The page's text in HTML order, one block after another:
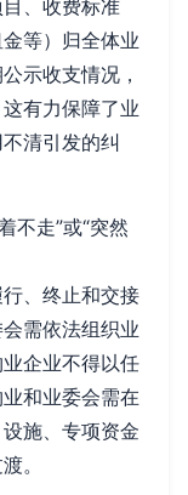
、收费标准
等）归全体业
示收支情况，
有力保障了业
清引发的纠
不走”或“突然
行、终止和交接
需依法组织业
企业不得以任
和业委会需在
施、专项资金
。